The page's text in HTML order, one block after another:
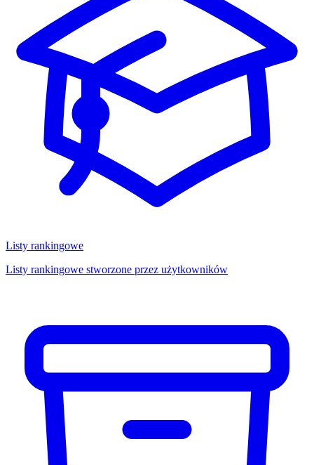
Listy rankingowe
Listy rankingowe stworzone przez użytkowników